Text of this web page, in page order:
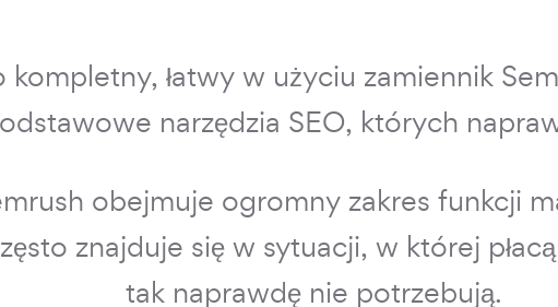
kompletny, łatwy w użyciu zamiennik
narzędzia SEO, których
obejmuje ogromny zakres funkcji
znajduje się w sytuacji, w której
tak naprawdę nie potrzebują.